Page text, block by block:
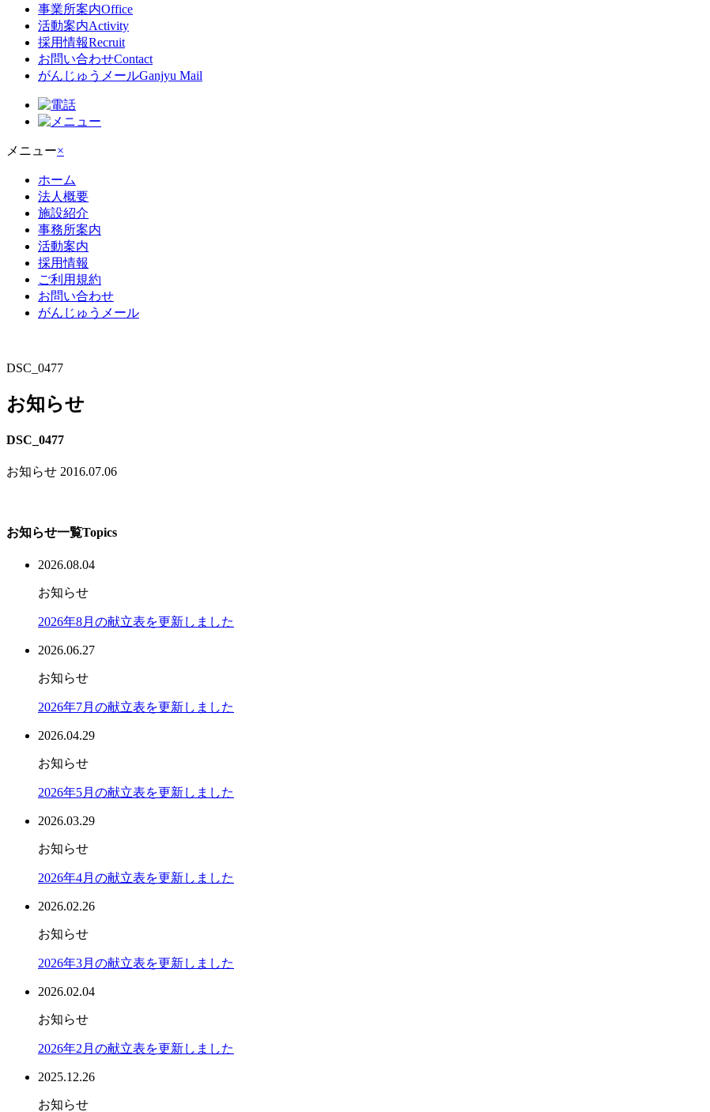
事業所案内Office
活動案内Activity
採用情報Recruit
お問い合わせContact
がんじゅうメールGanjyu Mail
メニュー×
ホーム
法人概要
施設紹介
事務所案内
活動案内
採用情報
ご利用規約
お問い合わせ
がんじゅうメール
DSC_0477
お知らせ
DSC_0477
お知らせ 2016.07.06
お知らせ一覧Topics
2026.08.04
お知らせ
2026年8月の献立表を更新しました
2026.06.27
お知らせ
2026年7月の献立表を更新しました
2026.04.29
お知らせ
2026年5月の献立表を更新しました
2026.03.29
お知らせ
2026年4月の献立表を更新しました
2026.02.26
お知らせ
2026年3月の献立表を更新しました
2026.02.04
お知らせ
2026年2月の献立表を更新しました
2025.12.26
お知らせ